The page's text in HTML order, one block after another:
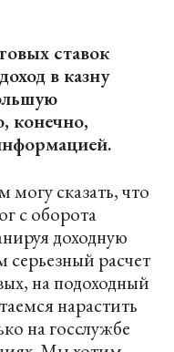
ставок
в казну
конечно,
могу сказать, что
с оборота
доходную
серьезный расчет
на подоходный
нарастить
на госслужбе